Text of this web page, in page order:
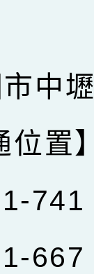
中
位置
741
667